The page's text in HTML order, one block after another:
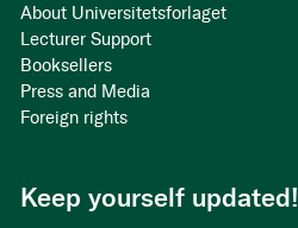
About Universitetsforlaget
Lecturer Support
Booksellers
Press and Media
Foreign rights
Keep yourself updated!